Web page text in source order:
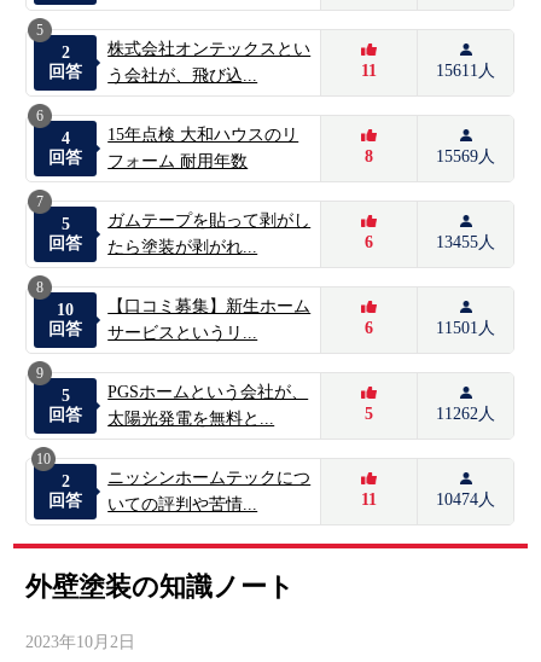
5
2
回答
株式会社オンテックスとい
う会社が、飛び込...
11 15611人
6
4
回答
15年点検 大和ハウスのリ
フォーム 耐用年数
8 15569人
7
5
回答
ガムテープを貼って剥がし
たら塗装が剥がれ...
6 13455人
8
10
回答
【口コミ募集】新生ホーム
サービスというリ...
6 11501人
9
5
回答
PGSホームという会社が、
太陽光発電を無料と...
5 11262人
10
2
回答
ニッシンホームテックにつ
いての評判や苦情...
11 10474人
外壁塗装の知識ノート
2023年10月2日